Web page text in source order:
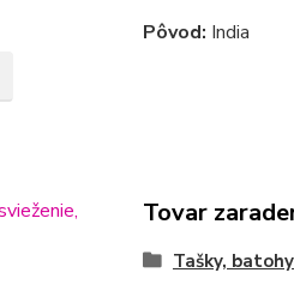
Pôvod: India
Tovar
Tašky,